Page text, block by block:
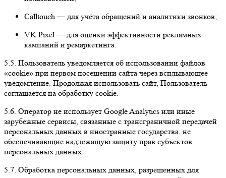
Calltouch— для учёта обращений и аналитики звонков;
VK Pixel— для оценки эффективности рекламных
кампаний и ремаркетинга.
5.5. Пользователь уведомляется об использовании файлов
«cookie» при первом посещении сайта через всплывающее
уведомление. Продолжая использовать сайт, Пользователь
соглашается на обработку cookie.
5.6. Оператор не использует Google Analytics или иные
зарубежные сервисы, связанные с трансграничной передачей
персональных данных в иностранные государства, не
обеспечивающие надлежащую защиту прав субъектов
персональных данных.
5.7. Обработка персональных данных, разрешенных для